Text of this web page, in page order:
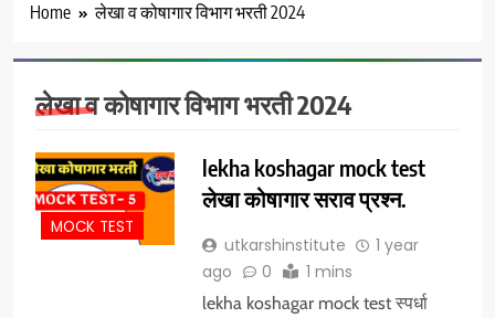
Home लेखा व कोषागार विभाग भरती 2024
लेखा व कोषागार विभाग भरती 2024
MOCK TEST
lekha koshagar mock test
लेखा कोषागार सराव प्रश्न.
utkarshinstitute
1 year
ago
0 1 mins
lekha koshagar mock test स्पर्धा